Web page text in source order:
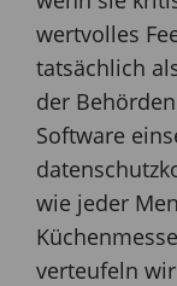
wertvolles
tatsächlich
der
Software
wie jeder
verteufeln